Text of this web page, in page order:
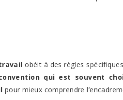
obéit à des règles
qui est souvent
pour mieux comprendre